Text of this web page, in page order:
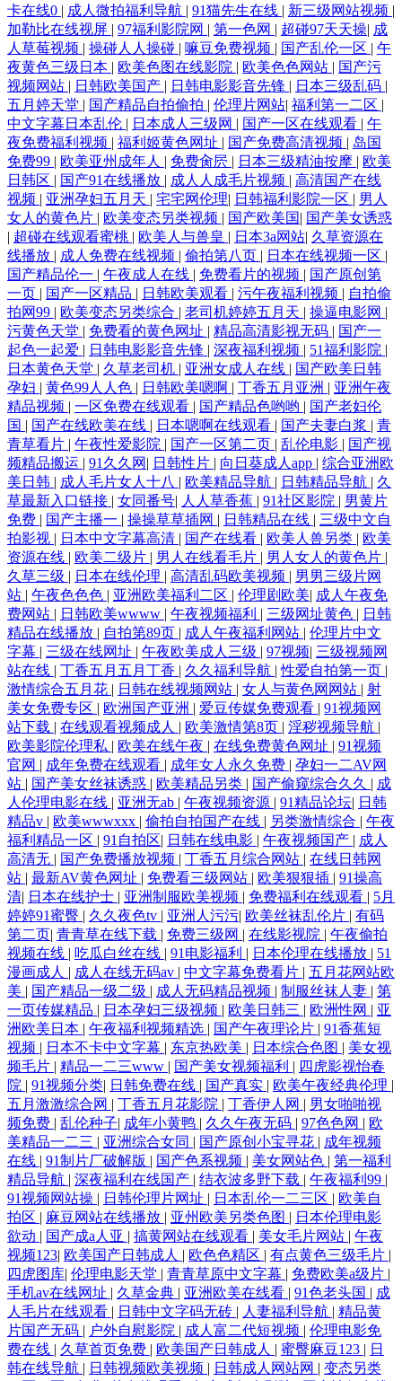
卡在线0 | 成人微拍福利导航 | 91猫先生在线 | 新三级网站视频 |
加勒比在线视屏 | 97福利影院网 | 第一色网 | 超碰97天天操| 成
人草莓视频 | 操碰人人操碰 | 嘛豆免费视频 | 国产乱伦一区 | 午
夜黄色三级日本 | 欧美色图在线影院 | 欧美色色网站 | 国产污
视频网站 | 日韩欧美国产 | 日韩电影影音先锋 | 日本三级乱码 |
五月婷天堂 | 国产精品自拍偷拍 | 伦理片网站| 福利第一二区 |
中文字幕日本乱伦 | 日本成人三级网 | 国产一区在线观看 | 午
夜免费福利视频 | 福利姬黄色网址 | 国产免费高清视频 | 岛国
免费99 | 欧美亚州成年人 | 免费肏屄 | 日本三级精油按摩 | 欧美
日韩区 | 国产91在线播放 | 成人人成毛片视频 | 高清国产在线
视频 | 亚洲孕妇五月天 | 宅宅网伦理| 日韩福利影院一区 | 男人
女人的黄色片 | 欧美变态另类视频 | 国产欧美国| 国产美女诱惑
| 超碰在线观看蜜桃 | 欧美人与兽皇 | 日本3a网站| 久草资源在
线播放 | 成人免费在线视频 | 偷拍第八页 | 日本在线视频一区 |
国产精品伦一 | 午夜成人在线 | 免费看片的视频 | 国产原创第
一页 | 国产一区精品 | 日韩欧美观看 | 污午夜福利视频 | 自拍偷
拍网99 | 欧美变态另类综合 | 老司机婷婷五月天 | 操逼电影网 |
污黄色天堂 | 免费看的黄色网址 | 精品高清影视无码 | 国产一
起色一起爱 | 日韩电影影音先锋 | 深夜福利视频 | 51福利影院 |
日本黄色天堂 | 久草老司机 | 亚洲女成人在线 | 国产欧美日韩
孕妇 | 黄色99人人色 | 日韩欧美嗯啊 | 丁香五月亚洲 | 亚洲午夜
精品视频 | 一区免费在线观看 | 国产精品色哟哟 | 国产老妇伦
国 | 国产在线欧美在线 | 日本嗯啊在线观看 | 国产夫妻白浆 | 青
青草看片 | 午夜性爱影院 | 国产一区第二页 | 乱伦电影 | 国产视
频精品搬运 | 91久久网 | 日韩性片 | 向日葵成人app | 综合亚洲欧
美日韩 | 成人毛片女人十八 | 欧美精品导航 | 日韩精品导航 | 久
草最新入口链接 | 女同番号| 人人草香蕉 | 91社区影院 | 男黄片
免费 | 国产主播一 | 操操草草插网 | 日韩精品在线 | 三级中文自
拍影视 | 日本中文字幕高清 | 国产在线看 | 欧美人兽另类 | 欧美
资源在线 | 欧美二级片 | 男人在线看毛片 | 男人女人的黄色片 |
久草三级 | 日本在线伦理 | 高清乱码欧美视频 | 男男三级片网
站 | 午夜色色色 | 亚洲欧美福利二区 | 伦理剧欧美| 成人午夜免
费网站 | 日韩欧美wwww | 午夜视频福利 | 三级网址黄色 | 日韩
精品在线播放 | 自拍第89页 | 成人午夜福利网站 | 伦理片中文
字幕 | 三级在线网址 | 午夜欧美成人三级 | 97视频| 三级视频网
站在线 | 丁香五月五月丁香 | 久久福利导航 |性爱自拍第一页 |
激情综合五月花 | 日韩在线视频网站 | 女人与黄色网网站 | 射
美女免费专区 | 欧洲国产亚洲 | 爱豆传媒免费观看 | 91视频网
站下载 | 在线观看视频成人 | 欧美激情第8页 | 淫秽视频导航 |
欧美影院伦理私 | 欧美在线午夜 | 在线免费黄色网址 | 91视频
官网 | 成年免费在线观看 | 成年女人永久免费 | 孕妇一二AV网
站 | 国产美女丝袜诱惑 | 欧美精品另类 | 国产偷窥综合久久 | 成
人伦理电影在线 | 亚洲无ab | 午夜视频资源 | 91精品论坛| 日韩
精品v | 欧美wwwxxx | 偷拍自拍国产在线 | 另类激情综合 | 午夜
福利精品一区 | 91自拍区| 日韩在线电影 | 午夜视频国产 | 成人
高清无 | 国产免费播放视频 | 丁香五月综合网站 | 在线日韩网
站 | 最新AV黄色网址 | 免费看三级网站 | 欧美狠狠插 | 91操高
清| 日本在线护士 | 亚洲制服欧美视频 | 免费福利在线观看 | 5月
婷婷91蜜臀 | 久久夜色tv | 亚洲人污污| 欧美丝袜乱伦片 | 有码
第二页| 青青草在线下载 | 免费三级网 | 在线影视院 | 午夜偷拍
视频在线 | 吃瓜白丝在线 | 91电影福利 | 日本伦理在线播放 | 51
漫画成人 | 成人在线无码av | 中文字幕免费看片 | 五月花网站欧
美 | 国产精品一级二级 | 成人无码精品视频 | 制服丝袜人妻 | 第
一页传媒精品 | 日本孕妇三级视频 | 欧美日韩三 | 欧洲性网 | 亚
洲欧美日本 | 午夜福利视频精选 | 国产午夜理论片 | 91香蕉短
视频 | 日本不卡中文字幕 | 东京热欧美 | 日本综合色图 | 美女视
频毛片 | 精品一二三www | 国产美女视频福利 | 四虎影视怡春
院 | 91视频分类| 日韩免费在线 | 国产真实 | 欧美午夜经典伦理 |
五月激激综合网 | 丁香五月花影院 | 丁香伊人网 | 男女啪啪视
频免费 | 乱伦种子| 成年小黄鸭 | 久久午夜无码 | 97色色网 | 欧
美精品一二三 | 亚洲综合女同 | 国产原创小宝寻花 | 成年视频
在线 | 91制片厂破解版 | 国产色系视频 | 美女网站色 | 第一福利
精品导航 | 深夜福利在线国产 | 结衣波多野下载 | 午夜福利99 |
91视频网站操 | 日韩伦理片网址 | 日本乱伦一二三区 | 欧美自
拍区 | 麻豆网站在线播放 | 亚州欧美另类色图 | 日本伦理电影
欲动 | 国产成a人亚 | 搞黄网站在线观看 | 美女毛片网站 | 午夜
视频123| 欧美国产日韩成人 | 欧色色精区 | 有点黄色三级毛片 |
四虎图库| 伦理电影天堂 | 青青草原中文字幕 | 免费欧美a级片 |
手机av在线网址 | 久草金典 | 亚洲欧美在线看 | 91色老头国 | 成
人毛片在线观看 | 日韩中文字码无砖 | 人妻福利导航 | 精品黄
片国产无码 | 户外自慰影院 | 成人富二代短视频 | 伦理电影免
费在线 | 久草首页免费 | 欧美国产日韩成人 | 蜜臀麻豆123 | 日
韩在线导航 | 日韩视频欧美视频 | 日韩成人网站网 | 变态另类